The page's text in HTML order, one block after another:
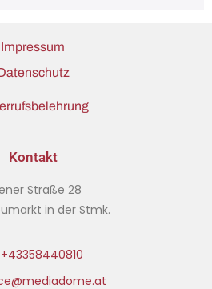
Impressum
Datenschutz
Kontakt
Straße 28
in der Stmk.
+43358440810